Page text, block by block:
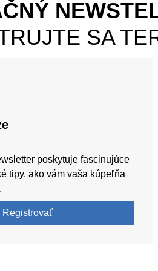
SA
poskytuje fascinujúce
tipy, ako vám vaša kúpeľňa
Registrovať